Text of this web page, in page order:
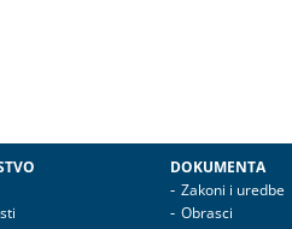
DOKUMENTA
Zakoni i uredbe
Obrasci